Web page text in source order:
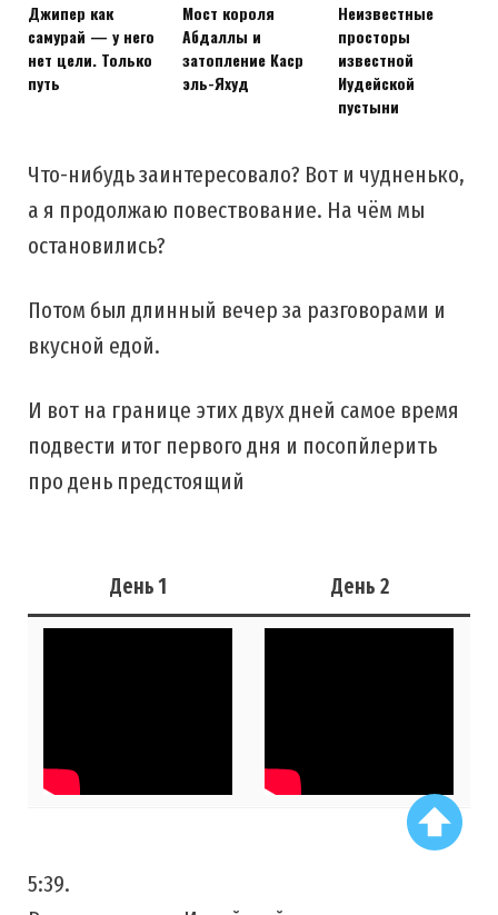
Джипер как
самурай — у него
нет цели. Только
путь
Мост короля
Абдаллы и
затопление Каср
эль-Яхуд
Неизвестные
просторы
известной
Иудейской
пустыни
Что-нибудь заинтересовало? Вот и чудненько,
а я продолжаю повествование. На чём мы
остановились?
Потом был длинный вечер за разговорами и
вкусной едой.
И вот на границе этих двух дней самое время
подвести итог первого дня и посопйлерить
про день предстоящий
День 1 День 2
5:39.